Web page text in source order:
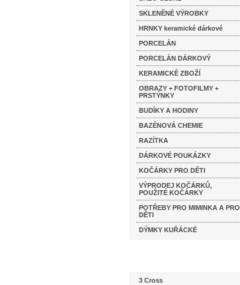
SKLENĚNÉ VÝROBKY
HRNKY keramické dárkové
PORCELÁN
PORCELÁN DÁRKOVÝ
KERAMICKÉ ZBOŽÍ
OBRAZY + FOTOFILMY +
PRSTÝNKY
BUDÍKY A HODINY
BAZÉNOVÁ CHEMIE
RAZÍTKA
DÁRKOVÉ POUKÁZKY
KOČÁRKY PRO DĚTI
VÝPRODEJ KOČÁRKŮ,
POUŽITÉ KOČÁRKY
POTŘEBY PRO MIMINKA A PRO
DĚTI
DÝMKY KUŘÁCKÉ
3 Cross